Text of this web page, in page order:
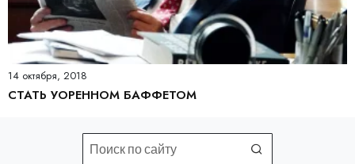
14 октября, 2018
СТАТЬ УОРЕННОМ БАФФЕТОМ